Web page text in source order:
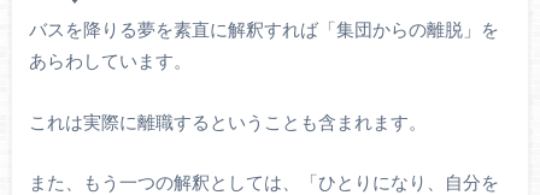
バスを降りる夢を素直に解釈すれば「集団からの離脱」を
あらわしています。
これは実際に離職するということも含まれます。
また、もう一つの解釈としては、「ひとりになり、自分を